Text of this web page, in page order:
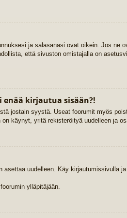
ja salasanasi ovat oikein. Jos ne
että sivuston omistajalla on
kirjautua sisään?!
jostain syystä. Useat foorumit myös
käynyt, yritä rekisteröityä uudelleen ja
asettaa uudelleen. Käy kirjautumissivulla
ylläpitäjään.